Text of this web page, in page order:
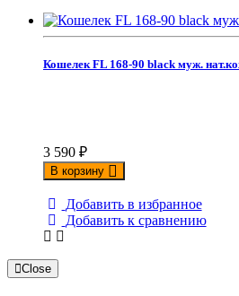
Кошелек FL 168-90 black муж.
3 590 ₽
В корзину
Добавить в избранное
Добавить к сравнению
Close